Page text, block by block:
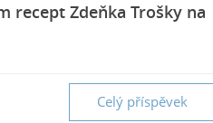
recept Zdeňka Trošky na
Celý příspěvek